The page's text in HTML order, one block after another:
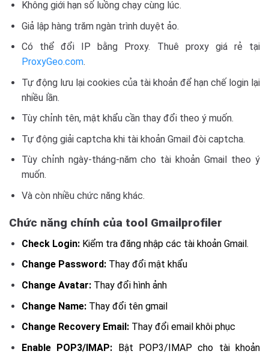
Không giới hạn số luồng chạy cùng lúc.
Giả lập hàng trăm ngàn trình duyệt ảo.
Có thể đổi IP bằng Proxy. Thuê proxy giá rẻ tại
ProxyGeo.com.
Tự động lưu lại cookies của tài khoản để hạn chế login lại
nhiều lần.
Tùy chỉnh tên, mật khẩu cần thay đổi theo ý muốn.
Tự động giải captcha khi tài khoản Gmail đòi captcha.
Tùy chỉnh ngày-tháng-năm cho tài khoản Gmail theo ý
muốn.
Và còn nhiều chức năng khác.
Chức năng chính của tool Gmailprofiler
Check Login: Kiểm tra đăng nhập các tài khoản Gmail.
Change Password: Thay đổi mật khẩu
Change Avatar: Thay đổi hình ảnh
Change Name: Thay đổi tên gmail
Change Recovery Email: Thay đổi email khôi phục
Enable POP3/IMAP: Bật POP3/IMAP cho tài khoản